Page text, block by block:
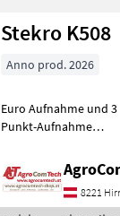
Stekro K508
Anno prod. 2026
Euro Aufnahme und 3
Punkt-Aufnahme
Eigengewicht 260kg Attività
forestali e
legno Pinze per8221